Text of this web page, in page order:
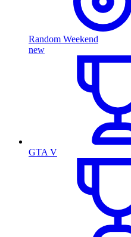
Random Weekend
new
GTA V